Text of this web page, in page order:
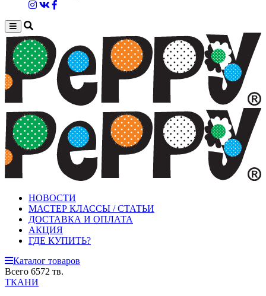
НОВОСТИ
МАСТЕР КЛАССЫ / СТАТЬИ
ДОСТАВКА И ОПЛАТА
АКЦИЯ
ГДЕ КУПИТЬ?
Каталог товаров
Всего 6572 тв.
ТКАНИ